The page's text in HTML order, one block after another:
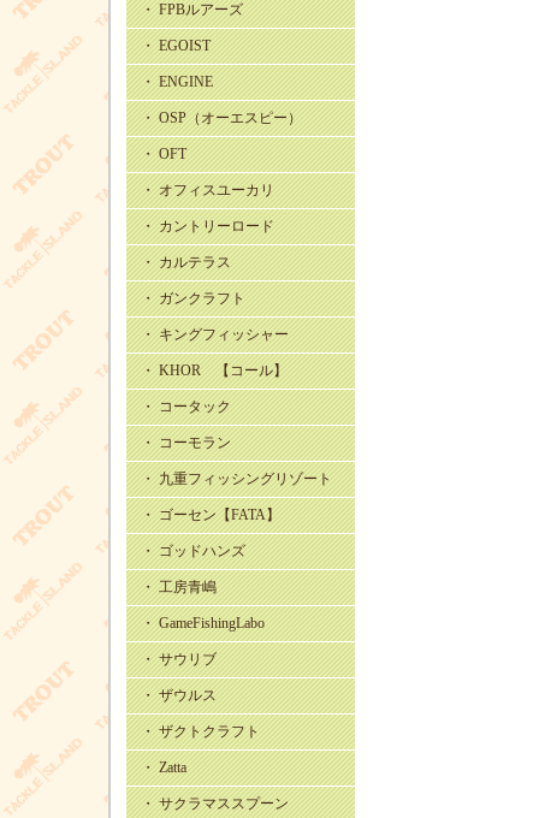
・ FPBルアーズ
・ EGOIST
・ ENGINE
・ OSP（オーエスピー）
・ OFT
・ オフィスユーカリ
・ カントリーロード
・ カルテラス
・ ガンクラフト
・ キングフィッシャー
・ KHOR 【コール】
・ コータック
・ コーモラン
・ 九重フィッシングリゾート
・ ゴーセン【FATA】
・ ゴッドハンズ
・ 工房青嶋
・ GameFishingLabo
・ サウリブ
・ ザウルス
・ ザクトクラフト
・ Zatta
・ サクラマススプーン